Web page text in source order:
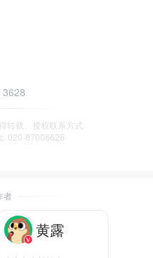
3628
转载、授权联系方式
020-87006626
者
黄露